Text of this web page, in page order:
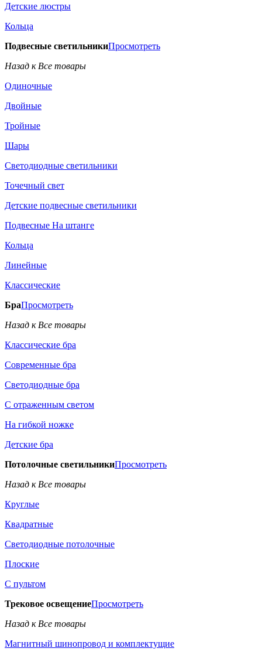
Детские люстры
Кольца
Подвесные светильникиПросмотреть
Назад к Все товары
Одиночные
Двойные
Тройные
Шары
Светодиодные светильники
Точечный свет
Детские подвесные светильники
Подвесные На штанге
Кольца
Линейные
Классические
БраПросмотреть
Назад к Все товары
Классические бра
Современные бра
Светодиодные бра
С отраженным светом
На гибкой ножке
Детские бра
Потолочные светильникиПросмотреть
Назад к Все товары
Круглые
Квадратные
Светодиодные потолочные
Плоские
С пультом
Трековое освещениеПросмотреть
Назад к Все товары
Магнитный шинопровод и комплектущие